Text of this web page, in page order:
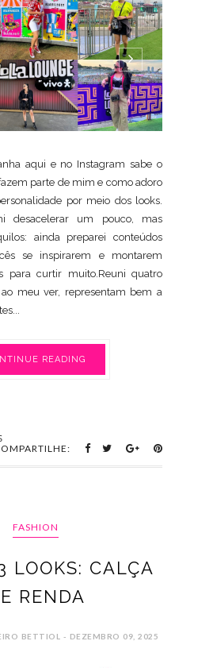
aqui e no Instagram sabe o
parte de mim e como adoro
por meio dos looks.
desacelerar um pouco, mas
ainda preparei conteúdos
se inspirarem e montarem
para curtir muito.Reuni quatro
meu ver, representam bem a
READING
FASHION
LOOKS: CALÇA
RENDA
BETTIOL - DEZEMBRO 09, 2025